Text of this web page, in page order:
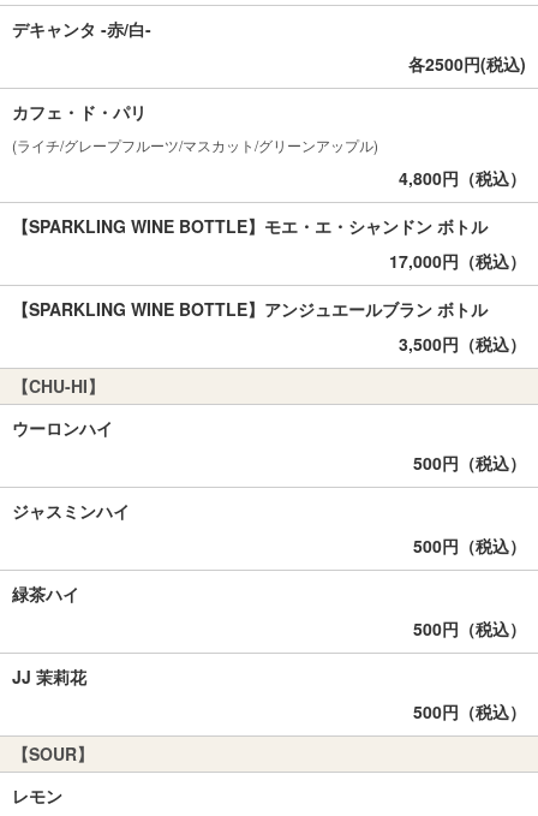
デキャンタ -赤/白-
各2500円(税込)
カフェ・ド・パリ
(ライチ/グレープフルーツ/マスカット/グリーンアップル)
4,800円（税込）
【SPARKLING WINE BOTTLE】モエ・エ・シャンドン ボトル
17,000円（税込）
【SPARKLING WINE BOTTLE】アンジュエールブラン ボトル
3,500円（税込）
【CHU-HI】
ウーロンハイ
500円（税込）
ジャスミンハイ
500円（税込）
緑茶ハイ
500円（税込）
JJ 茉莉花
500円（税込）
【SOUR】
レモン